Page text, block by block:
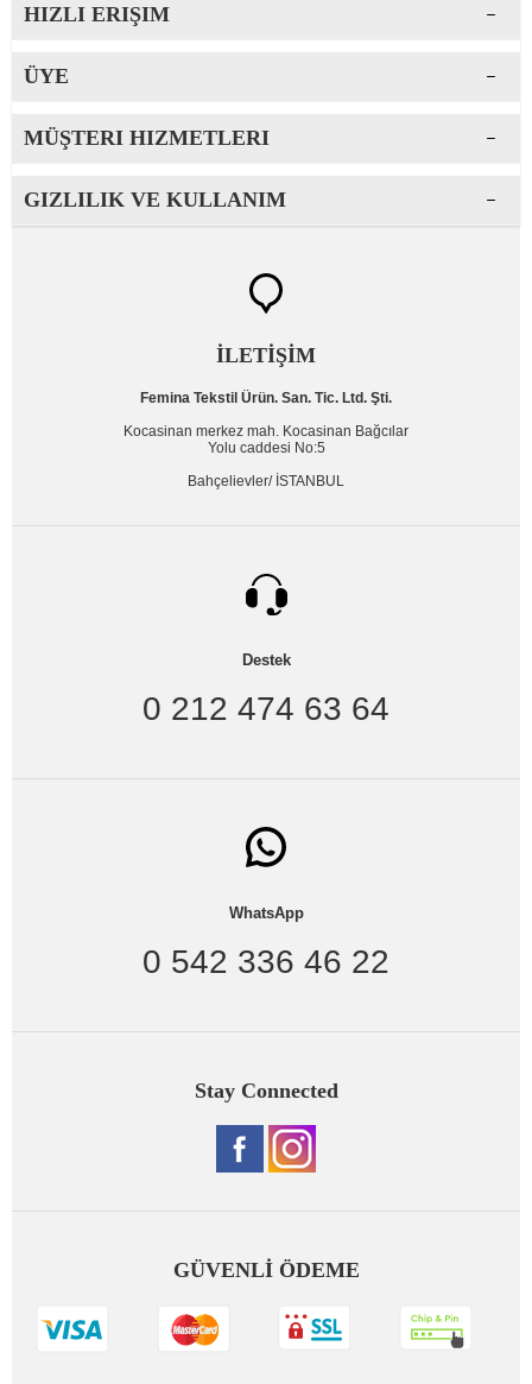
HIZLI ERIŞIM
ÜYE
MÜŞTERI HIZMETLERI
GIZLILIK VE KULLANIM
İLETİŞİM
Femina Tekstil Ürün. San. Tic. Ltd. Şti.
Kocasinan merkez mah. Kocasinan Bağcılar
Yolu caddesi No:5
Bahçelievler/ İSTANBUL
Destek
0 212 474 63 64
WhatsApp
0 542 336 46 22
Stay Connected
GÜVENLİ ÖDEME